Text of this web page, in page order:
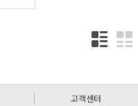
고객센터